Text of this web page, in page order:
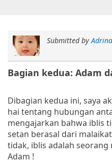
Submitted byAdrina
Bagian kedua: Adam
Dibagian kedua ini, saya
hai tentang hubungan
mengajarkan bahwa iblis
setan berasal dari
tidak, iblis adalah
Adam !